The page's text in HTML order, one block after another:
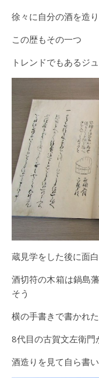
徐々に自分の酒を造
この歴もその一つ
トレンドでもあるジ
蔵見学をした後に面
酒切符の木箱は鍋島
そう
横の手書きで書かれ
8代目の古賀文左衛門
酒造りを見て自ら書